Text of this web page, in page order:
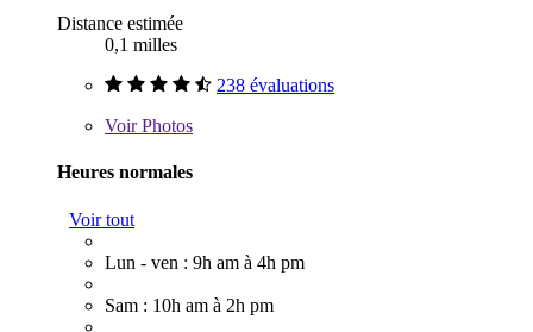
Distance estimée
0,1 milles
238 évaluations
VoirPhotos
Heures normales
Voir tout
Lun - ven : 9h am à 4h pm
Sam : 10h am à 2h pm